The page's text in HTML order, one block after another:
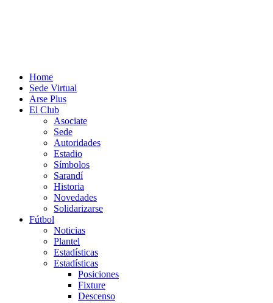
Home
Sede Virtual
Arse Plus
El Club
Asociate
Sede
Autoridades
Estadio
Símbolos
Sarandí
Historia
Novedades
Solidarizarse
Fútbol
Noticias
Plantel
Estadísticas
Estadísticas
Posiciones
Fixture
Descenso